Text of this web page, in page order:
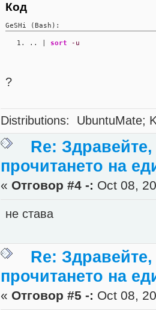
Код
GeSHi (Bash):
.. | sort -u
?
Distributions: UbuntuMate;
Re:
прочитането на
« Отговор #4 -: Oct 08,
не става
Re:
прочитането на
« Отговор #5 -: Oct 08,